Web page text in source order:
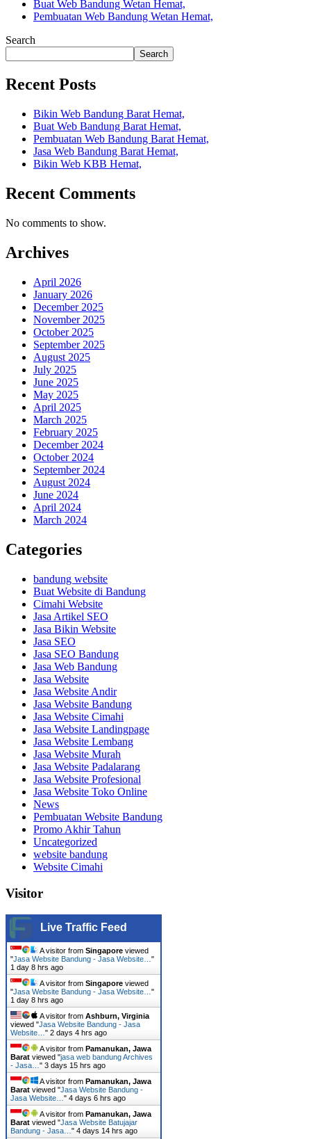
Buat Web Bandung Wetan Hemat,
Pembuatan Web Bandung Wetan Hemat,
Search
Search
Recent Posts
Bikin Web Bandung Barat Hemat,
Buat Web Bandung Barat Hemat,
Pembuatan Web Bandung Barat Hemat,
Jasa Web Bandung Barat Hemat,
Bikin Web KBB Hemat,
Recent Comments
No comments to show.
Archives
April 2026
January 2026
December 2025
November 2025
October 2025
September 2025
August 2025
July 2025
June 2025
May 2025
April 2025
March 2025
February 2025
December 2024
October 2024
September 2024
August 2024
June 2024
April 2024
March 2024
Categories
bandung website
Buat Website di Bandung
Cimahi Website
Jasa Artikel SEO
Jasa Bikin Website
Jasa SEO
Jasa SEO Bandung
Jasa Web Bandung
Jasa Website
Jasa Website Andir
Jasa Website Bandung
Jasa Website Cimahi
Jasa Website Landingpage
Jasa Website Lembang
Jasa Website Murah
Jasa Website Padalarang
Jasa Website Profesional
Jasa Website Toko Online
News
Pembuatan Website Bandung
Promo Akhir Tahun
Uncategorized
website bandung
Website Cimahi
Visitor
Live Traffic Feed
A visitor from Singapore viewed
"Jasa Website Bandung - Jasa Website… "
1 day 8 hrs ago
A visitor from Singapore viewed
"Jasa Website Bandung - Jasa Website… "
1 day 8 hrs ago
A visitor from Ashburn, Virginia
viewed "Jasa Website Bandung - Jasa
Website… " 2 days 4 hrs ago
A visitor from Pamanukan, Jawa
Barat viewed "jasa web bandung Archives
- Jasa… " 3 days 15 hrs ago
A visitor from Pamanukan, Jawa
Barat viewed "Jasa Website Bandung -
Jasa Website… " 4 days 6 hrs ago
A visitor from Pamanukan, Jawa
Barat viewed "Jasa Website Batujajar
Bandung - Jasa… " 4 days 14 hrs ago